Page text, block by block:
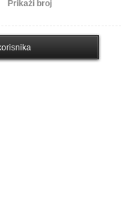
Prikaži broj